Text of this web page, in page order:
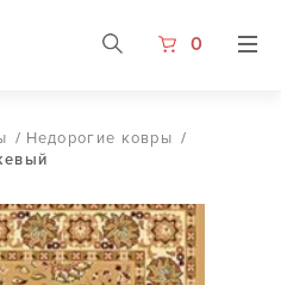
0
/ Недорогие ковры /